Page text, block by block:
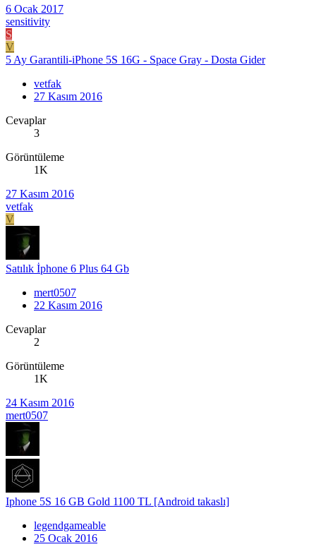
6 Ocak 2017
sensitivity
S
V
5 Ay Garantili-iPhone 5S 16G - Space Gray - Dosta Gider
vetfak
27 Kasım 2016
Cevaplar
3
Görüntüleme
1K
27 Kasım 2016
vetfak
V
Satılık İphone 6 Plus 64 Gb
mert0507
22 Kasım 2016
Cevaplar
2
Görüntüleme
1K
24 Kasım 2016
mert0507
Iphone 5S 16 GB Gold 1100 TL [Android takaslı]
legendgameable
25 Ocak 2016